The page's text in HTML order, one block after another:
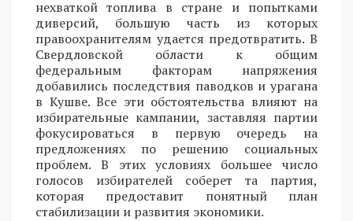
нехваткой топлива в стране и попытками
диверсий, большую часть из которых
правоохранителям удается предотвратить. В
Свердловской области к общим
федеральным факторам напряжения
добавились последствия паводков и урагана
в Кушве. Все эти обстоятельства влияют на
избирательные кампании, заставляя партии
фокусироваться в первую очередь на
предложениях по решению социальных
проблем. В этих условиях большее число
голосов избирателей соберет та партия,
которая предоставит понятный план
стабилизации и развития экономики.